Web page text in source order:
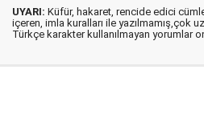
UYARI: Küfür, hakaret, rencide edici
içeren, imla kuralları ile yazılmamış,çok
Türkçe karakter kullanılmayan yorumlar